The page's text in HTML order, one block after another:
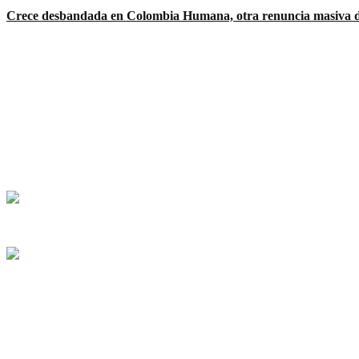
Crece desbandada en Colombia Humana, otra renuncia masiva